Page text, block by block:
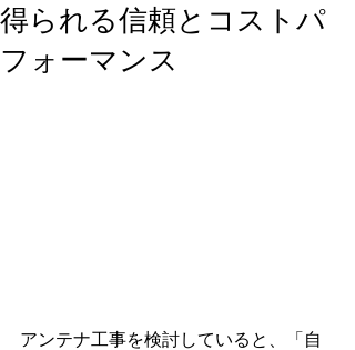
得られる信頼とコストパ
フォーマンス
アンテナ工事を検討していると、「自